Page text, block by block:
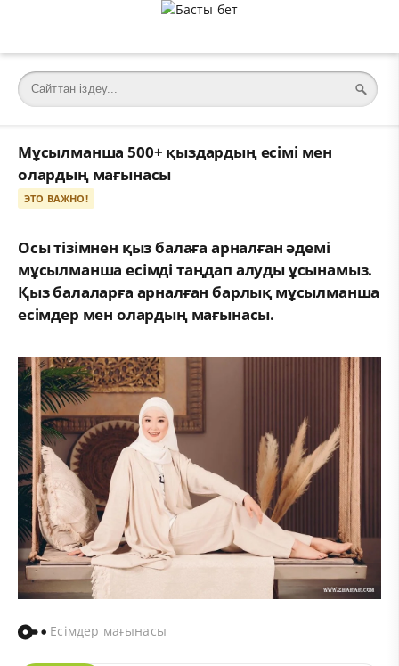
Мұсылманша 500+ қыздардың есімі мен
олардың мағынасы
ЭТО ВАЖНО!
Осы тізімнен қыз балаға арналған әдемі
мұсылманша есімді таңдап алуды ұсынамыз.
Қыз балаларға арналған барлық мұсылманша
есімдер мен олардың мағынасы.
Есімдер мағынасы